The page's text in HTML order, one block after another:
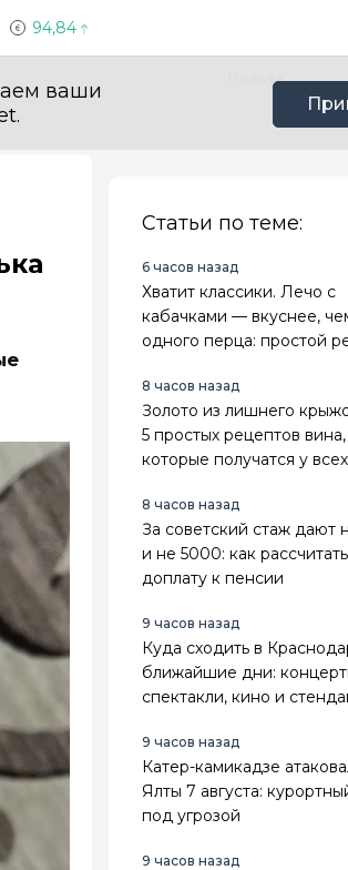
94,84
ваши
Польза
Статьи по теме:
6 часов назад
Хватит классики. Лечо с
кабачками — вкуснее,
одного перца: простой
8 часов назад
Золото из лишнего
5 простых рецептов вина,
которые получатся у всех
8 часов назад
За советский стаж дают
и не 5000: как
доплату к пенсии
9 часов назад
Куда сходить в
ближайшие дни:
спектакли, кино и
9 часов назад
Катер-камикадзе
Ялты 7 августа:
под угрозой
9 часов назад